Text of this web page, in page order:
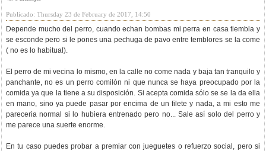
Publicado: Thursday 23 de February de 2017, 14:50
Depende mucho del perro, cuando echan bombas mi perra en casa tiembla y
se esconde pero si le pones una pechuga de pavo entre temblores se la come
( no es lo habitual).
El perro de mi vecina lo mismo, en la calle no come nada y baja tan tranquilo y
panchante, no es un perro comilón ni que nunca se haya preocupado por la
comida ya que la tiene a su disposición. Si acepta comida sólo se se la da ella
en mano, sino ya puede pasar por encima de un filete y nada, a mi esto me
pareceria normal si lo hubiera entrenado pero no... Sale así solo del perro y
me parece una suerte enorme.
En tu caso puedes probar a premiar con jueguetes o refuerzo social, pero si